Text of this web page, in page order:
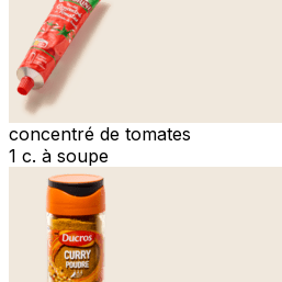
concentré de tomates
1 c. à soupe